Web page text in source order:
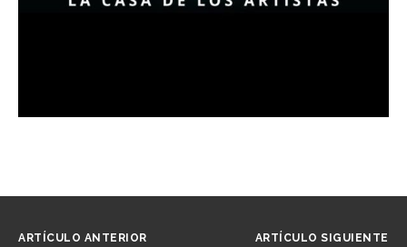
ARTÍCULO ANTERIOR ARTÍCULO SIGUIENTE